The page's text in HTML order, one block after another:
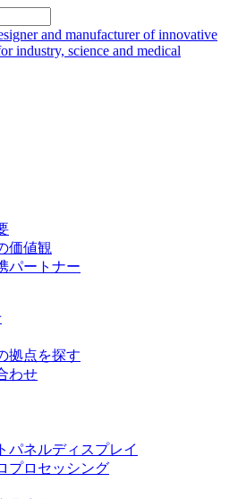
価値観
パートナー
拠点を探す
わせ
パネルディスプレイ
プロセッシング